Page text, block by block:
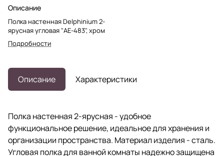
Описание
Полка настенная Delphinium 2-
ярусная угловая "АЕ-483", хром
Подробности
Описание Характеристики
Полка настенная 2-ярусная - удобное
функциональное решение, идеальное для хранения и
организации пространства. Материал изделия - сталь.
Угловая полка для ванной комнаты надежно защищена